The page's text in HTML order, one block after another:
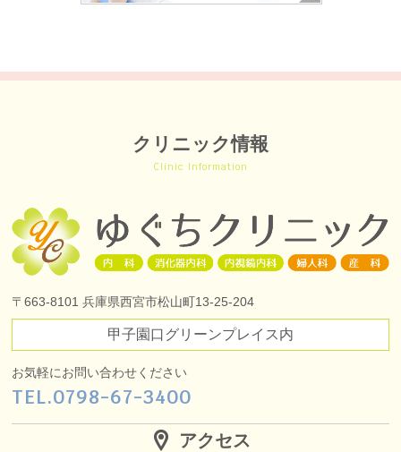
クリニック情報
Clinic Information
〒663-8101兵庫県西宮市松山町13-25-204
甲子園口グリーンプレイス内
お気軽にお問い合わせください
TEL.0798-67-3400
アクセス